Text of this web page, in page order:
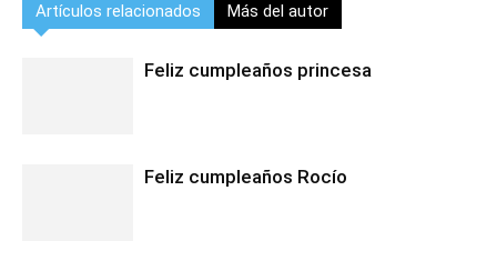
Artículos relacionados Más del autor
Feliz cumpleaños princesa
Feliz cumpleaños Rocío